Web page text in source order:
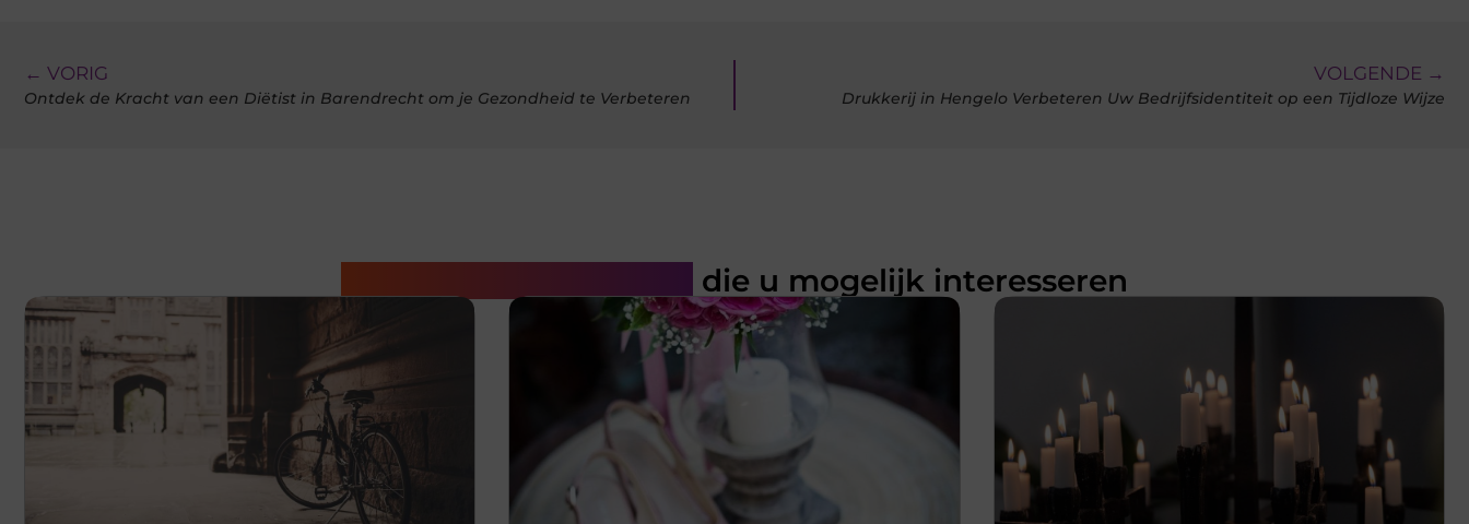
← VORIG
Ontdek de Kracht van een Diëtist in Barendrecht om je Gezondheid te Verbeteren
VOLGENDE →
Drukkerij in Hengelo Verbeteren Uw Bedrijfsidentiteit op een Tijdloze Wijze
die u mogelijk interesseren